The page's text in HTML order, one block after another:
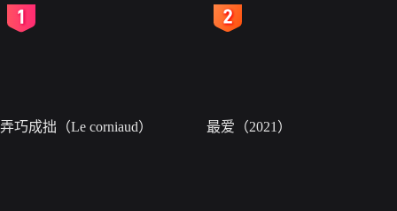
弄巧成拙（Le corniaud） 最爱（2021）